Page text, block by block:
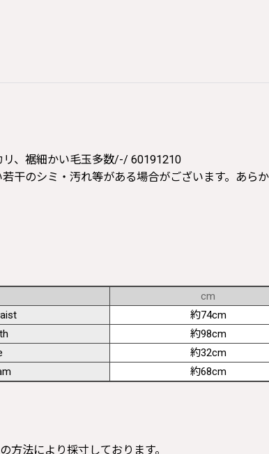
、裾細かい毛玉多数/-/ 60191210
干のシミ・汚れ等がある場合がございます。あら
cm
約74cm
約98cm
約32cm
約68cm
法により採寸しております。